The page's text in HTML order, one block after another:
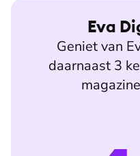
Eva
Geniet van
daarnaast 3